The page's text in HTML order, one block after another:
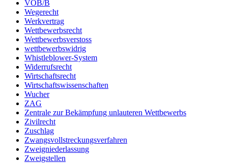
VOB/B
Wegerecht
Werkvertrag
Wettbewerbsrecht
Wettbewerbsverstoss
wettbewerbswidrig
Whistleblower-System
Widerrufsrecht
Wirtschaftsrecht
Wirtschaftswissenschaften
Wucher
ZAG
Zentrale zur Bekämpfung unlauteren Wettbewerbs
Zivilrecht
Zuschlag
Zwangsvollstreckungsverfahren
Zweigniederlassung
Zweigstellen